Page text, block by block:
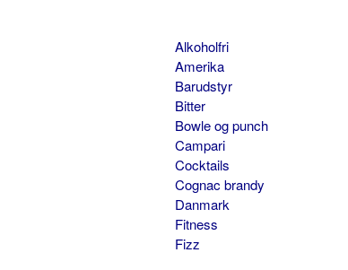
Alkoholfri
Amerika
Barudstyr
Bitter
Bowle og punch
Campari
Cocktails
Cognac brandy
Danmark
Fitness
Fizz